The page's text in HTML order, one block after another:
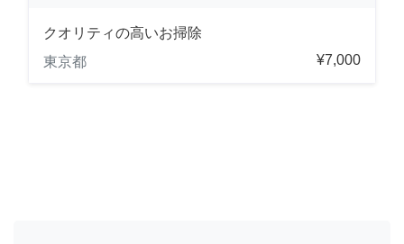
クオリティの高いお掃除
東京都
¥7,000